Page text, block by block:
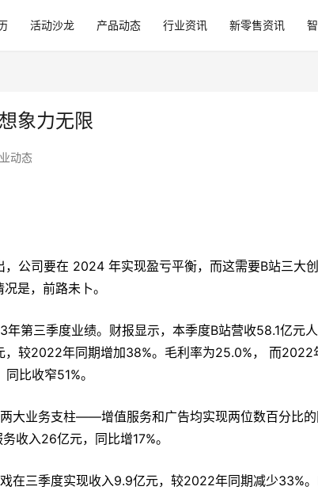
活动沙龙 产品动态 行业资讯 新零售资讯
象力无限
动态
公司要在 2024 年实现盈亏平衡，而这需要B站三大
是，前路未卜。
年第三季度业绩。财报显示，本季度B站营收58.1亿元
，较2022年同期增加38%。毛利率为25.0%， 而2022
比收窄51%。
大业务支柱——增值服务和广告均实现两位数百分比
收入26亿元，同比增17%。
在三季度实现收入9.9亿元，较2022年同期减少33%